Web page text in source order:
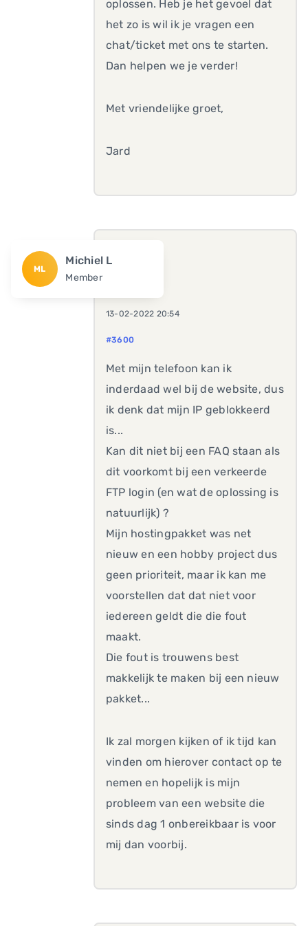
oplossen. Heb je het gevoel dat
het zo is wil ik je vragen een
chat/ticket met ons te starten.
Dan helpen we je verder!
Met vriendelijke groet,
Jard
ML
Michiel L
Member
13-02-2022 20:54
#3600
Met mijn telefoon kan ik
inderdaad wel bij de website, dus
ik denk dat mijn IP geblokkeerd
is...
Kan dit niet bij een FAQ staan als
dit voorkomt bij een verkeerde
FTP login (en wat de oplossing is
natuurlijk) ?
Mijn hostingpakket was net
nieuw en een hobby project dus
geen prioriteit, maar ik kan me
voorstellen dat dat niet voor
iedereen geldt die die fout
maakt.
Die fout is trouwens best
makkelijk te maken bij een nieuw
pakket...
Ik zal morgen kijken of ik tijd kan
vinden om hierover contact op te
nemen en hopelijk is mijn
probleem van een website die
sinds dag 1 onbereikbaar is voor
mij dan voorbij.